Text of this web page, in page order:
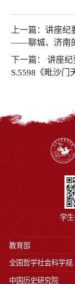
上一篇：讲座纪
——聊城、济南
下一篇：
讲座纪
S.5598《毗沙门
学
教育部
全国哲学社会科学规划办公室
中国历史研究院